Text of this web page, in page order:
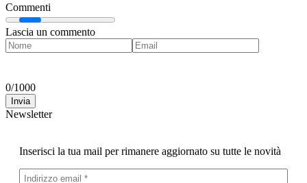
Commenti
Lascia un commento
0/1000
Invia
Newsletter
Inserisci la tua mail per rimanere aggiornato su tutte le novità